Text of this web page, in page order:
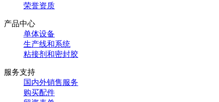
荣誉资质
产品中心
单体设备
生产线和系统
粘接剂和密封胶
服务支持
国内外销售服务
购买配件